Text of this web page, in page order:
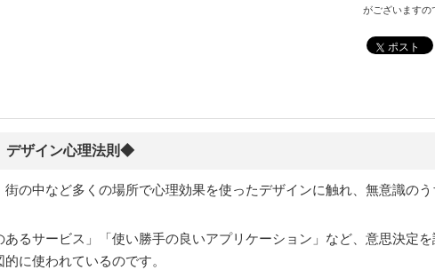
がございますの
ポスト
デザイン心理法則◆
の中など多くの場所で心理効果を使ったデザインに触れ、無意識のう
あるサービス」「使い勝手の良いアプリケーション」など、意思決定
に使われているのです。